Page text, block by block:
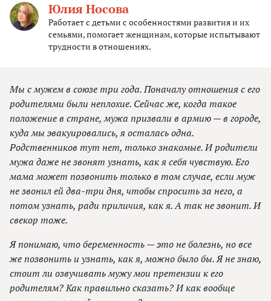
Юлия Носова
Работает с детьми с особенностями развития и их
семьями, помогает женщинам, которые испытывают
трудности в отношениях.
Мы с мужем в союзе три года. Поначалу отношения с его
родителями были неплохие. Сейчас же, когда такое
положение в стране, мужа призвали в армию — в городе,
куда мы эвакуировались, я осталась одна.
Родственников тут нет, только знакомые. И родители
мужа даже не звонят узнать, как я себя чувствую. Его
мама может позвонить только в том случае, если муж
не звонил ей два-три дня, чтобы спросить за него, а
потом узнать, ради приличия, как я. А так не звонит. И
свекор тоже.
Я понимаю, что беременность — это не болезнь, но все
же позвонить и узнать, как я, можно было бы. Я не знаю,
стоит ли озвучивать мужу мои претензии к его
родителям? Как правильно сказать? И как вообще